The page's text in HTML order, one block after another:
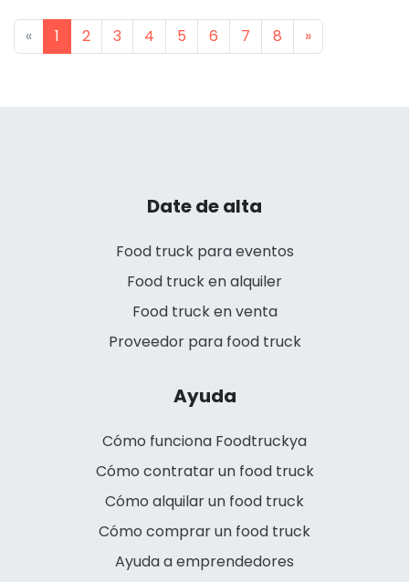
«Previous
1 2 3 4 5 6 7 8 »Next
Date de alta
Food truck para eventos
Food truck en alquiler
Food truck en venta
Proveedor para food truck
Ayuda
Cómo funciona Foodtruckya
Cómo contratar un food truck
Cómo alquilar un food truck
Cómo comprar un food truck
Ayuda a emprendedores